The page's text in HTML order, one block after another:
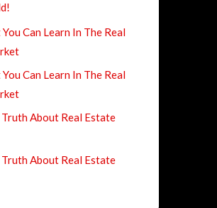
Can Learn In The Real
Can Learn In The Real
Truth About Real Estate
Truth About Real Estate